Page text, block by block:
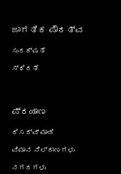
ಜಾಗತಿಕ ಪೌರತ್ವ
ಸುರಕ್ಷತೆ
ಸ್ಥಿರತೆ
ಪ್ರಯಾಣ
ರಿಸರ್ವ್ ಮಾಡಿ
ವಿಮಾನ ನಿಲ್ದಾಣಗಳು
ನಗರಗಳು